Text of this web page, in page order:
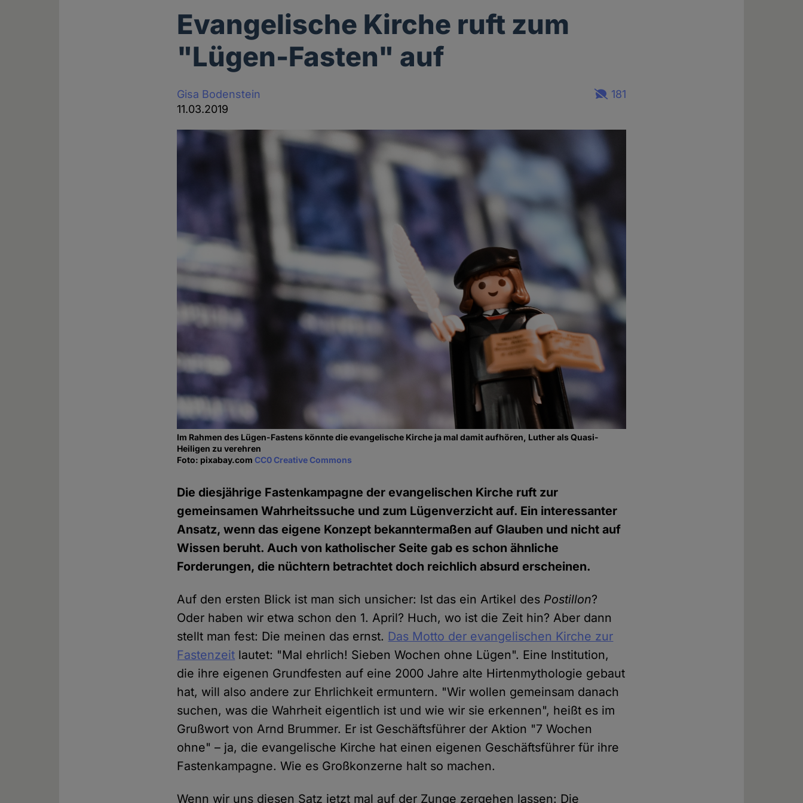
Evangelische Kirche ruft zum
"Lügen-Fasten" auf
Gisa Bodenstein
11.03.2019
181
Im Rahmen des Lügen-Fastens könnte die evangelische Kirche ja mal damit aufhören, Luther als Quasi-
Heiligen zu verehren
Foto: pixabay.comCC0 Creative Commons
Die diesjährige Fastenkampagne der evangelischen Kirche ruft zur
gemeinsamen Wahrheitssuche und zum Lügenverzicht auf. Ein interessanter
Ansatz, wenn das eigene Konzept bekanntermaßen auf Glauben und nicht auf
Wissen beruht. Auch von katholischer Seite gab es schon ähnliche
Forderungen, die nüchtern betrachtet doch reichlich absurd erscheinen.
Auf den ersten Blick ist man sich unsicher: Ist das ein Artikel des Postillon?
Oder haben wir etwa schon den 1. April? Huch, wo ist die Zeit hin? Aber dann
stellt man fest: Die meinen das ernst. Das Motto der evangelischen Kirche zur
Fastenzeit lautet: "Mal ehrlich! Sieben Wochen ohne Lügen". Eine Institution,
die ihre eigenen Grundfesten auf eine 2000 Jahre alte Hirtenmythologie gebaut
hat, will also andere zur Ehrlichkeit ermuntern. "Wir wollen gemeinsam danach
suchen, was die Wahrheit eigentlich ist und wie wir sie erkennen", heißt es im
Grußwort von Arnd Brummer. Er ist Geschäftsführer der Aktion "7 Wochen
ohne" – ja, die evangelische Kirche hat einen eigenen Geschäftsführer für ihre
Fastenkampagne. Wie es Großkonzerne halt so machen.
Wenn wir uns diesen Satz jetzt mal auf der Zunge zergehen lassen: Die